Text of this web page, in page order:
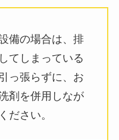
備の場合は、排
てしまっている
っ張らずに、お
剤を併用しなが
ださい。